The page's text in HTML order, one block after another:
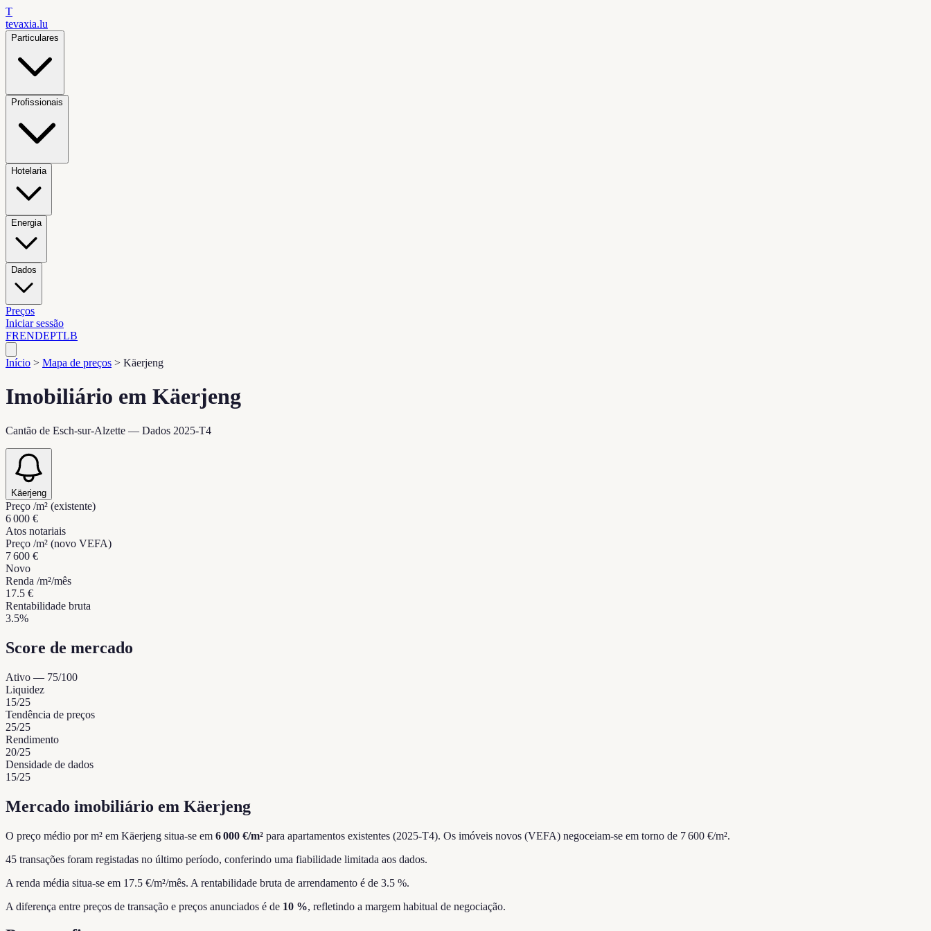
T
tevaxia.lu
Particulares
Profissionais
Hotelaria
Energia
Dados
Preços
Iniciar sessão
FRENDEPTLB
Início > Mapa de preços > Käerjeng
Imobiliário em Käerjeng
Cantão de Esch-sur-Alzette — Dados 2025-T4
Käerjeng
Preço /m² (existente)
6 000 €
Atos notariais
Preço /m² (novo VEFA)
7 600 €
Novo
Renda /m²/mês
17.5 €
Rentabilidade bruta
3.5%
Score de mercado
Ativo — 75/100
Liquidez
15/25
Tendência de preços
25/25
Rendimento
20/25
Densidade de dados
15/25
Mercado imobiliário em Käerjeng
O preço médio por m² em Käerjeng situa-se em 6 000 €/m² para apartamentos existentes (2025-T4). Os imóveis novos (VEFA) negoceiam-se em torno de 7 600 €/m².
45 transações foram registadas no último período, conferindo uma fiabilidade limitada aos dados.
A renda média situa-se em 17.5 €/m²/mês. A rentabilidade bruta de arrendamento é de 3.5 %.
A diferença entre preços de transação e preços anunciados é de 10 %, refletindo a margem habitual de negociação.